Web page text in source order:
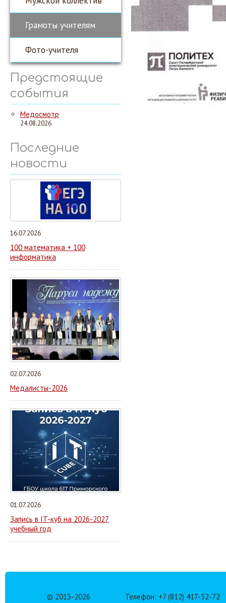
Грамоты учителям
Фото-учителя
Предстоящие
события
Медосмотр
24.08.2026
Последние
новости
16.07.2026
100 математика + 100
информатика
02.07.2026
Медалисты-2026
01.07.2026
Запись в IT-куб на 2026-2027
учебный год
© 2013-2026 Телефон: +7 (812) 417-52-72